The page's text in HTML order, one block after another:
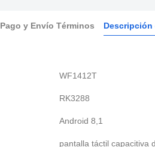
Pago y Envío Términos
WF1412T
RK3288
Android 8,1
pantalla táctil capacitiva